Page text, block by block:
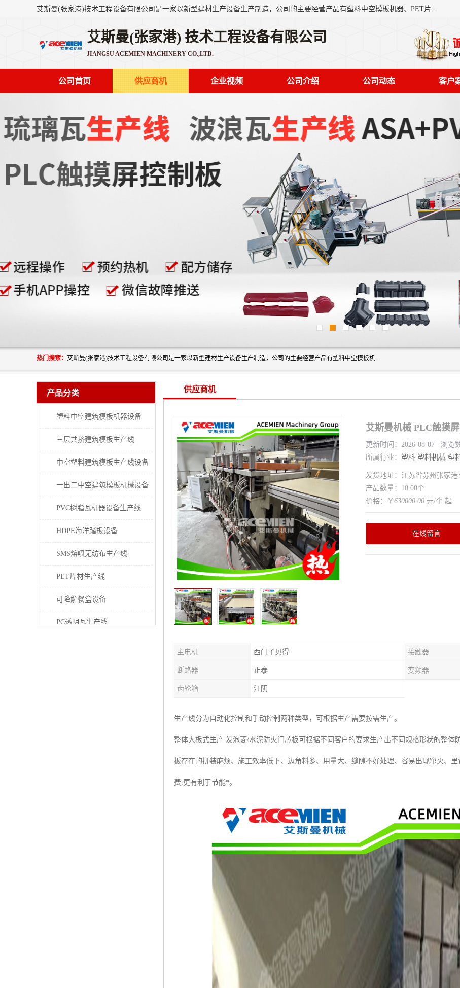
艾斯曼(张家港)技术工程设备有限公司是一家以新型建材生产设备生产制造，公司的主要经营产品有塑料中空模板机器、PET片材设备、可降解餐盒设备、树脂瓦设备、管材生产线、琉璃瓦设备等，艾斯曼机械在国内及国外享有较高盛誉拥有众多长期合作的老客户。
艾斯曼(张家港) 技术工程设备有限公司
JIANGSU ACEMIEN MACHINERY CO.,LTD.
公司首页 供应商机 企业视频 公司介绍 公司动态 客户
热门搜索： 艾斯曼(张家港)技术工程设备有限公司是一家以新型建材生产设备生产制造，公司的主要经营产品有塑料中空模板机器、PET片材设备、可降解餐盒设备、树脂瓦设备、管材生产线、琉璃瓦设备等，艾斯曼机械在国内及国外享有较高盛誉拥有众多长期合作的老客户。
产品分类
塑料中空建筑模板机器设备
三层共挤建筑模板生产线
中空塑料建筑模板生产线设备
一出二中空建筑模板机械设备
PVC树脂瓦机器设备生产线
HDPE海洋踏板设备
SMS熔喷无纺布生产线
PET片材生产线
可降解餐盒设备
PC透明瓦生产线
供应商机
艾斯曼机械 PLC触摸
更新时间：2026-08-07 浏览
所属行业： 塑料 塑料机械 塑
发货地址：江苏省苏州张家港
产品数量：10.00个
价格：￥ 630000.00 元/个 起
在线留言
主电机 西门子贝得 接触器
断路器 正泰 变频器
齿轮箱 江阴
生产线分为自动化控制和手动控制两种类型，可根据生产需要按需生产。
整体大板式生产 发泡菱/水泥防火门芯板可根据不同客户的要求生产出不同规格形状的整体
板存在的拼装麻烦、施工效率低下、边角料多、用量大、缝隙不好处理、容易出现窜火、
费,更有利于节能*。